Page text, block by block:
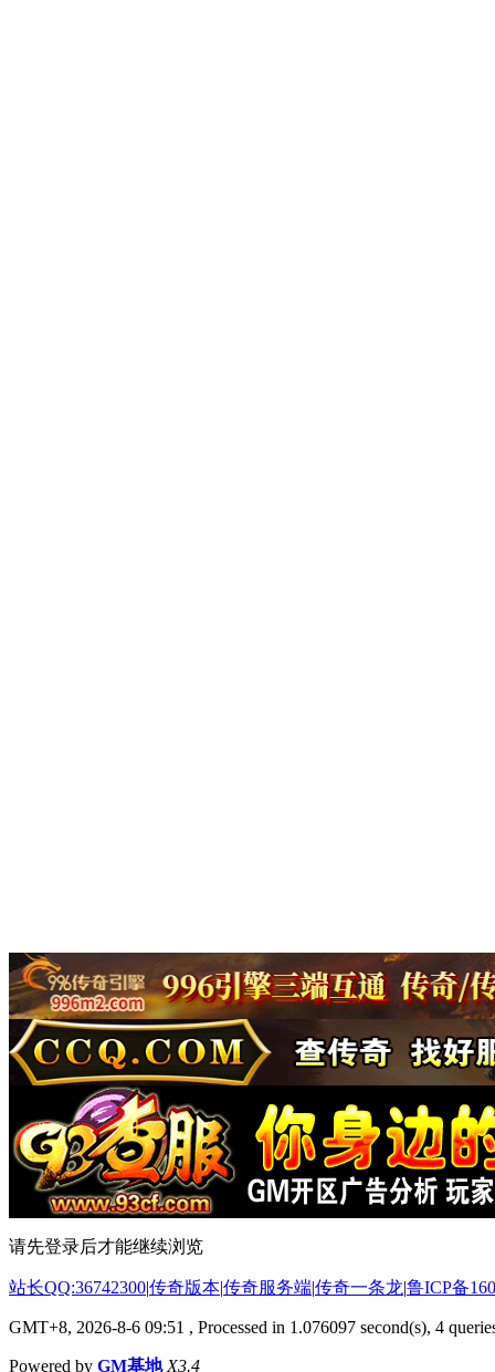
请先登录后才能继续浏览
站长QQ:36742300|传奇版本|传奇服务端|传奇一条龙|鲁ICP备
GMT+8, 2026-8-6 09:51 , Processed in 1.076097 second(s), 4
Powered by GM基地 X3.4